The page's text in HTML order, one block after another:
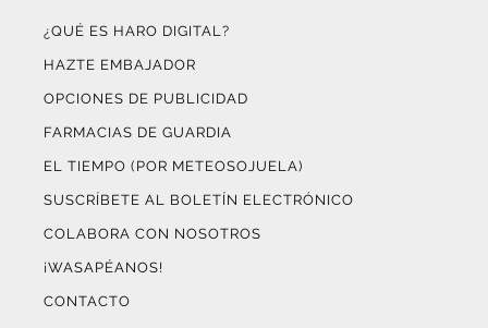
¿QUÉ ES HARO DIGITAL?
HAZTE EMBAJADOR
OPCIONES DE PUBLICIDAD
FARMACIAS DE GUARDIA
EL TIEMPO (POR METEOSOJUELA)
SUSCRÍBETE AL BOLETÍN ELECTRÓNICO
COLABORA CON NOSOTROS
¡WASAPÉANOS!
CONTACTO